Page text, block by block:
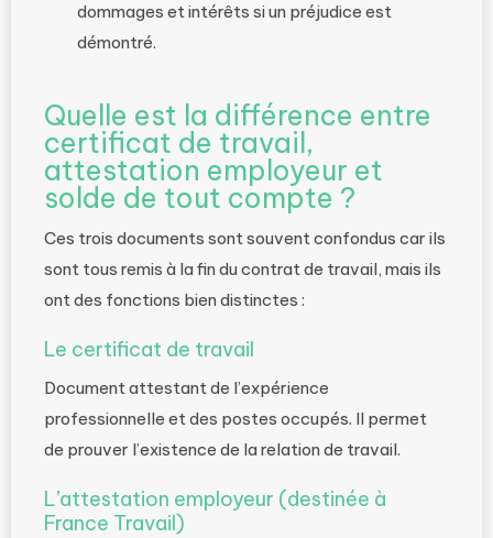
dommages et intérêts si un préjudice est
démontré.
Quelle est la différence entre
certificat de travail,
attestation employeur et
solde de tout compte ?
Ces trois documents sont souvent confondus car ils
sont tous remis à la fin du contrat de travail, mais ils
ont des fonctions bien distinctes :
Le certificat de travail
Document attestant de l’expérience
professionnelle et des postes occupés. Il permet
de prouver l’existence de la relation de travail.
L’attestation employeur (destinée à
France Travail)